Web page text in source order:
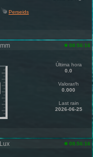
Perseids
08:56:16
Última hora
0.0
Valorar/h
0.000
Last rain
2026-06-25
08:56:16